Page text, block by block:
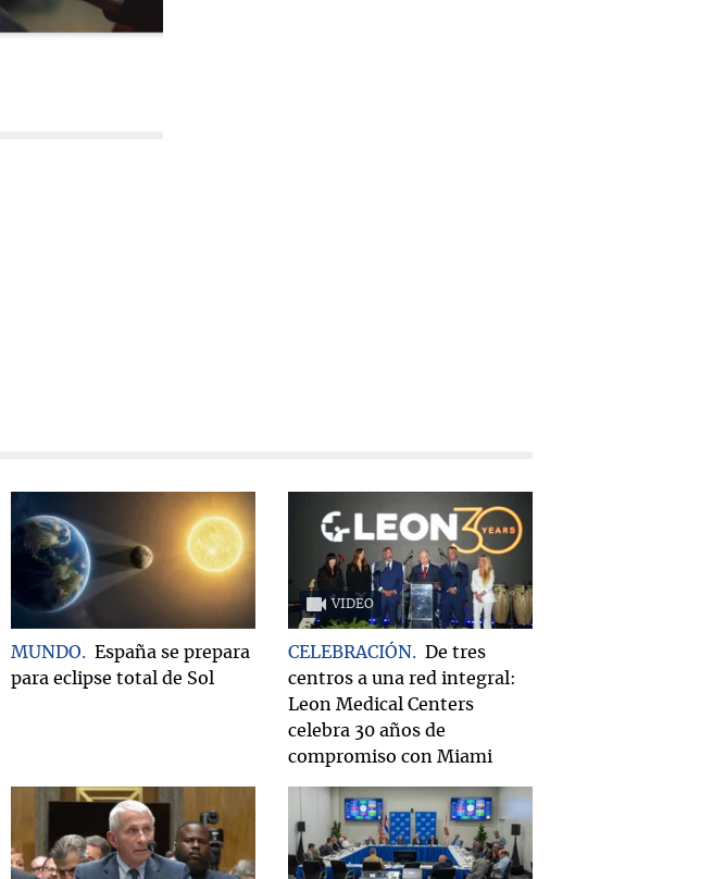
MUNDO
España se prepara
para eclipse total de Sol
VIDEO
CELEBRACIÓN
De tres
centros a una red integral:
Leon Medical Centers
celebra 30 años de
compromiso con Miami